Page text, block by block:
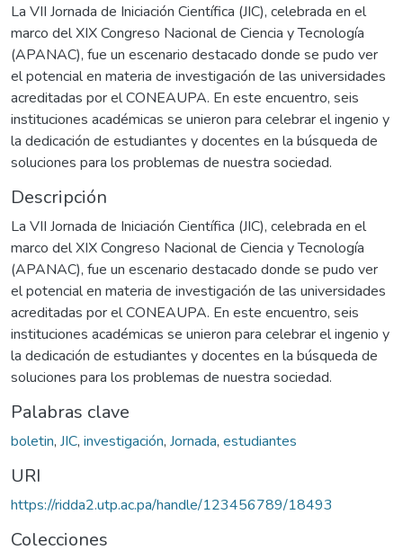
La VII Jornada de Iniciación Científica (JIC), celebrada en el
marco del XIX Congreso Nacional de Ciencia y Tecnología
(APANAC), fue un escenario destacado donde se pudo ver
el potencial en materia de investigación de las universidades
acreditadas por el CONEAUPA. En este encuentro, seis
instituciones académicas se unieron para celebrar el ingenio y
la dedicación de estudiantes y docentes en la búsqueda de
soluciones para los problemas de nuestra sociedad.
Descripción
La VII Jornada de Iniciación Científica (JIC), celebrada en el
marco del XIX Congreso Nacional de Ciencia y Tecnología
(APANAC), fue un escenario destacado donde se pudo ver
el potencial en materia de investigación de las universidades
acreditadas por el CONEAUPA. En este encuentro, seis
instituciones académicas se unieron para celebrar el ingenio y
la dedicación de estudiantes y docentes en la búsqueda de
soluciones para los problemas de nuestra sociedad.
Palabras clave
boletin, JIC, investigación, Jornada, estudiantes
URI
https://ridda2.utp.ac.pa/handle/123456789/18493
Colecciones